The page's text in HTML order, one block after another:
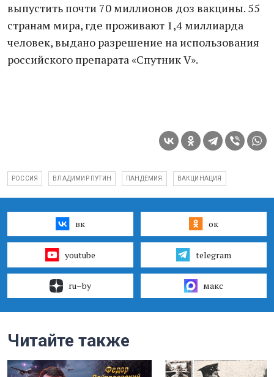
выпустить почти 70 миллионов доз вакцины. 55
странам мира, где проживают 1,4 миллиарда
человек, выдано разрешение на использования
российского препарата «Спутник V».
РОССИЯ ВЛАДИМИР ПУТИН ПАНДЕМИЯ ВАКЦИНАЦИЯ
вк ок
youtube telegram
ru–by макс
Читайте также